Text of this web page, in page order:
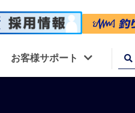
お客様サポート